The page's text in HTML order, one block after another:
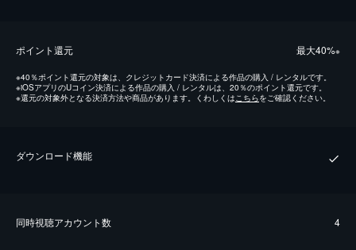
ポイント還元 最⼤40%※
※40％ポイント還元の対象は、クレジットカード決済による作品の購入 / レンタルです。
※iOSアプリのUコイン決済による作品の購入 / レンタルは、20％のポイント還元です。
※還元の対象外となる決済方法や商品があります。くわしくはこちらをご確認ください。
ダウンロード機能
同時視聴アカウント数 4